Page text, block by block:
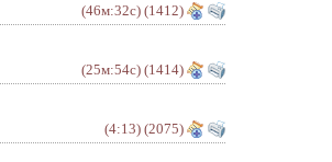
(46м:32с) (1412)
(25м:54с) (1414)
(4:13) (2075)